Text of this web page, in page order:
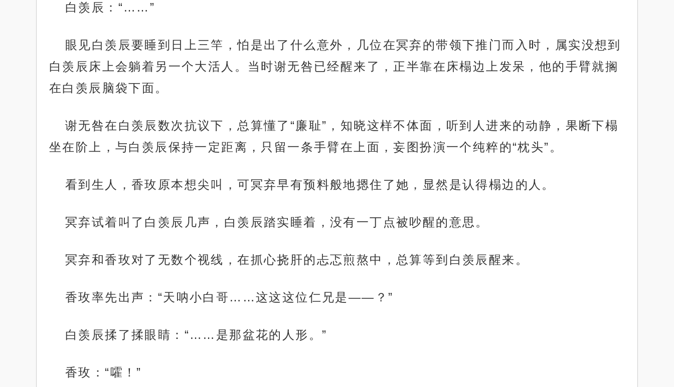
白羡辰：“……”
眼见白羡辰要睡到日上三竿，怕是出了什么意外，几位在冥弃的带领下推门而入时，属实没想到
白羡辰床上会躺着另一个大活人。当时谢无咎已经醒来了，正半靠在床榻边上发呆，他的手臂就搁
在白羡辰脑袋下面。
谢无咎在白羡辰数次抗议下，总算懂了“廉耻”，知晓这样不体面，听到人进来的动静，果断下榻
坐在阶上，与白羡辰保持一定距离，只留一条手臂在上面，妄图扮演一个纯粹的“枕头”。
看到生人，香玫原本想尖叫，可冥弃早有预料般地摁住了她，显然是认得榻边的人。
冥弃试着叫了白羡辰几声，白羡辰踏实睡着，没有一丁点被吵醒的意思。
冥弃和香玫对了无数个视线，在抓心挠肝的忐忑煎熬中，总算等到白羡辰醒来。
香玫率先出声：“天呐小白哥……这这这位仁兄是——？”
白羡辰揉了揉眼睛：“……是那盆花的人形。”
香玫：“嚯！”